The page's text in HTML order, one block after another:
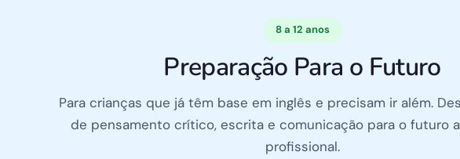
8 a 12 anos
Preparação Para o Futuro
Para crianças que já têm base em inglês e precisam ir além.
de pensamento crítico, escrita e comunicação para o futuro
profissional.